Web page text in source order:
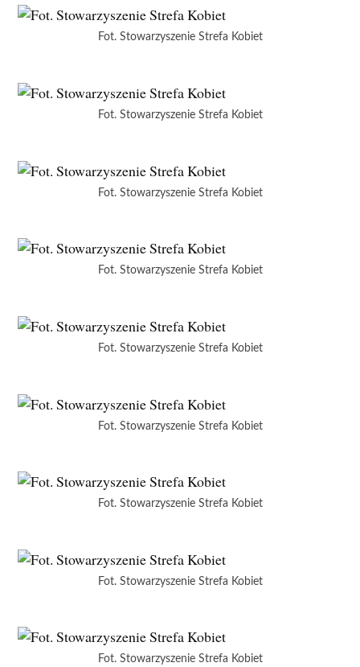
Fot. Stowarzyszenie Strefa Kobiet
Fot. Stowarzyszenie Strefa Kobiet
Fot. Stowarzyszenie Strefa Kobiet
Fot. Stowarzyszenie Strefa Kobiet
Fot. Stowarzyszenie Strefa Kobiet
Fot. Stowarzyszenie Strefa Kobiet
Fot. Stowarzyszenie Strefa Kobiet
Fot. Stowarzyszenie Strefa Kobiet
Fot. Stowarzyszenie Strefa Kobiet